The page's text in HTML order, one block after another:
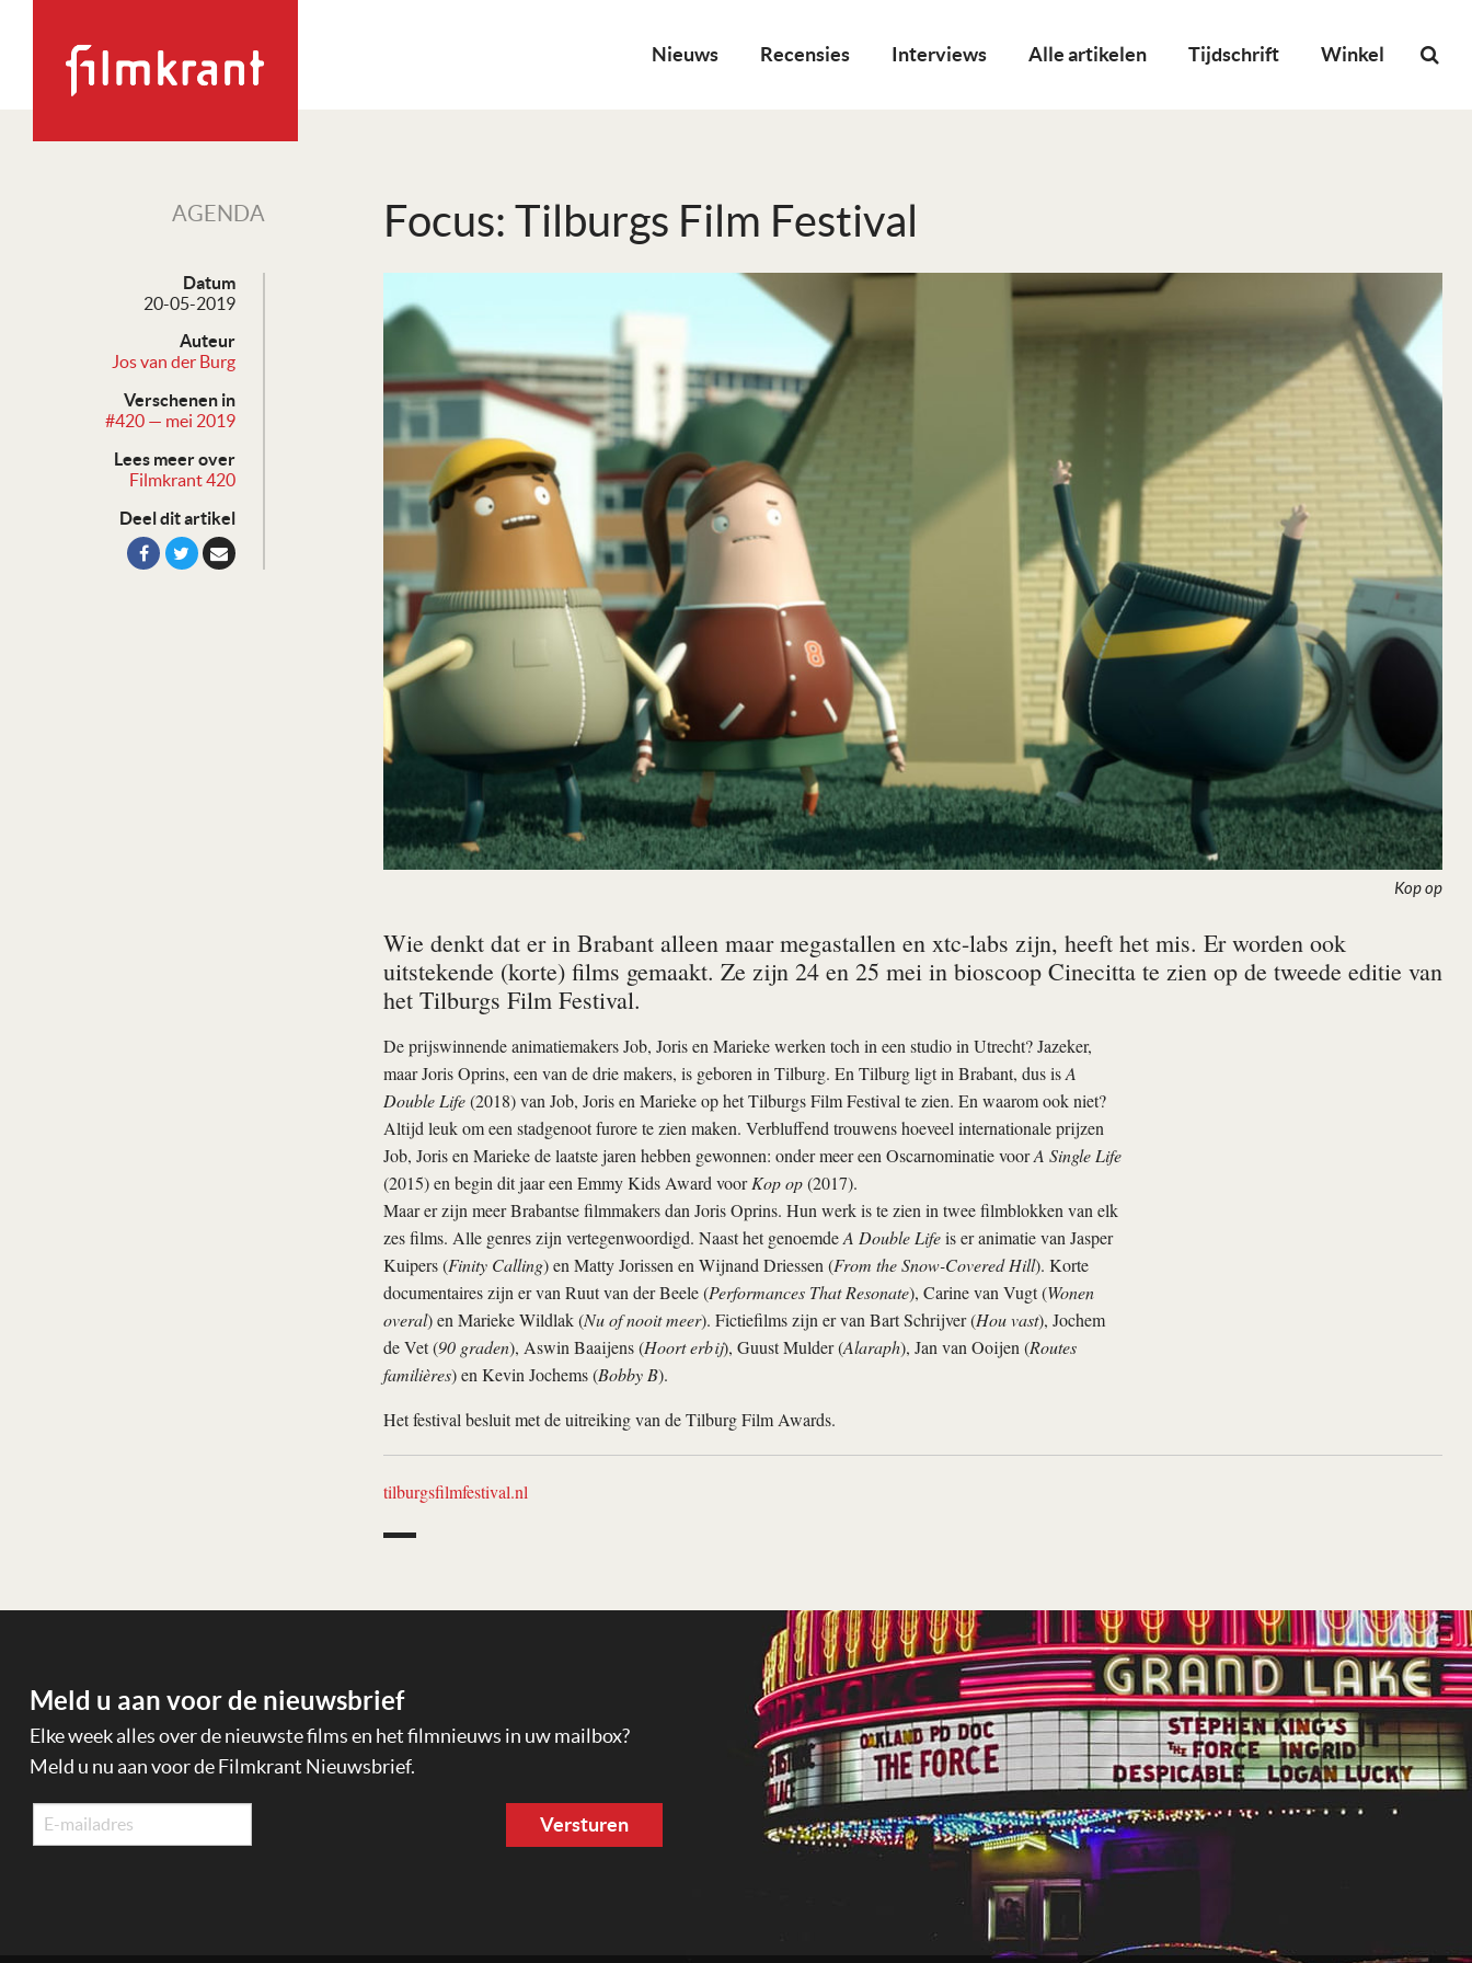
Nieuws Recensies Interviews Alle artikelen Tijdschrift Winkel
AGENDA Focus: Tilburgs Film Festival
Datum
20-05-2019
Auteur
Jos van der Burg
Verschenen in
#420 — mei 2019
Lees meer over
Filmkrant 420
Deel dit artikel
Kop op
Wie denkt dat er in Brabant alleen maar megastallen en xtc-labs zijn, heeft het mis. Er worden ook
uitstekende (korte) films gemaakt. Ze zijn 24 en 25 mei in bioscoop Cinecitta te zien op de tweede editie van
het Tilburgs Film Festival.
De prijswinnende animatiemakers Job, Joris en Marieke werken toch in een studio in Utrecht? Jazeker,
maar Joris Oprins, een van de drie makers, is geboren in Tilburg. En Tilburg ligt in Brabant, dus isA
Double Life(2018) van Job, Joris en Marieke op het Tilburgs Film Festival te zien. En waarom ook niet?
Altijd leuk om een stadgenoot furore te zien maken. Verbluffend trouwens hoeveel internationale prijzen
Job, Joris en Marieke de laatste jaren hebben gewonnen: onder meer een Oscarnominatie voorA Single Life
(2015) en begin dit jaar een Emmy Kids Award voorKop op(2017).
Maar er zijn meer Brabantse filmmakers dan Joris Oprins. Hun werk is te zien in twee filmblokken van elk
zes films. Alle genres zijn vertegenwoordigd. Naast het genoemdeA Double Lifeis er animatie van Jasper
Kuipers (Finity Calling) en Matty Jorissen en Wijnand Driessen (From the Snow-Covered Hill). Korte
documentaires zijn er van Ruut van der Beele (Performances That Resonate), Carine van Vugt (Wonen
overal) en Marieke Wildlak (Nu of nooit meer). Fictiefilms zijn er van Bart Schrijver (Hou vast), Jochem
de Vet (90 graden), Aswin Baaijens (Hoort erbij), Guust Mulder (Alaraph), Jan van Ooijen (Routes
familières) en Kevin Jochems (Bobby B).
Het festival besluit met de uitreiking van de Tilburg Film Awards.
tilburgsfilmfestival.nl
Meld u aan voor de nieuwsbrief
Elke week alles over de nieuwste films en het filmnieuws in uw mailbox?
Meld u nu aan voor de Filmkrant Nieuwsbrief.